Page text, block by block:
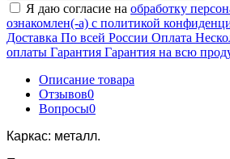
Я даю согласие на обработку
ознакомлен(-а) с политикой
Доставка По всей России Оплата
оплаты Гарантия Гарантия на всю
Описание товара
Отзывов0
Вопросы0
Каркас: металл.